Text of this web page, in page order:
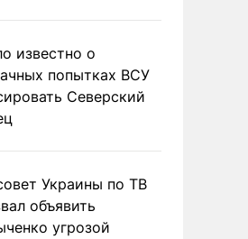
известно о
попытках ВСУ
Северский
Украины по ТВ
объявить
угрозой